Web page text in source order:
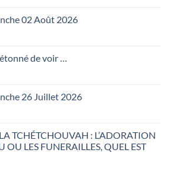
02 Août 2026
de voir …
26 Juillet 2026
TCHÉTCHOUVAH : L’ADORATION
OU LES FUNERAILLES, QUEL EST